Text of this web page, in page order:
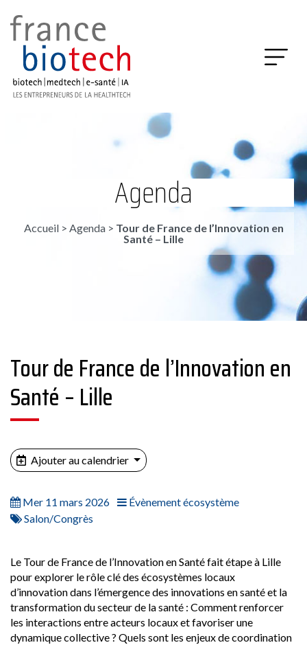
Agenda
Accueil> Agenda> Tour de France de l’Innovation en
Santé – Lille
Tour de France de l’Innovation en
Santé – Lille
Ajouter au calendrier
Mer 11 mars 2026
Évènement écosystème
Salon/Congrès
Le Tour de France de l’Innovation en Santé fait étape à Lille
pour explorer le rôle clé des écosystèmes locaux
d’innovation dans l’émergence des innovations en santé et la
transformation du secteur de la santé : Comment renforcer
les interactions entre acteurs locaux et favoriser une
dynamique collective ? Quels sont les enjeux de coordination